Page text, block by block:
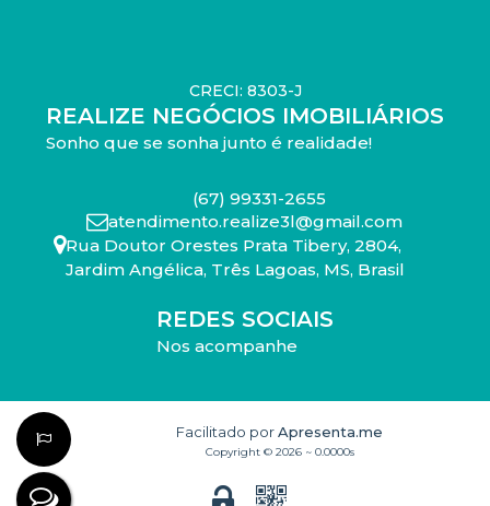
CRECI: 8303-J
REALIZE NEGÓCIOS IMOBILIÁRIOS
Sonho que se sonha junto é realidade!
(67) 99331-2655
atendimento.realize3l@gmail.com
Rua Doutor Orestes Prata Tibery, 2804,
Jardim Angélica, Três Lagoas, MS, Brasil
REDES SOCIAIS
Nos acompanhe
Facilitado porApresenta.me
Copyright © 2026 ~ 0.0000s